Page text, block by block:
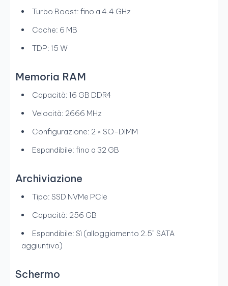
Turbo Boost: fino a 4.4 GHz
Cache: 6 MB
TDP: 15 W
Memoria RAM
Capacità: 16 GB DDR4
Velocità: 2666 MHz
Configurazione: 2 × SO-DIMM
Espandibile: fino a 32 GB
Archiviazione
Tipo: SSD NVMe PCIe
Capacità: 256 GB
Espandibile: Sì (alloggiamento 2.5” SATA
aggiuntivo)
Schermo